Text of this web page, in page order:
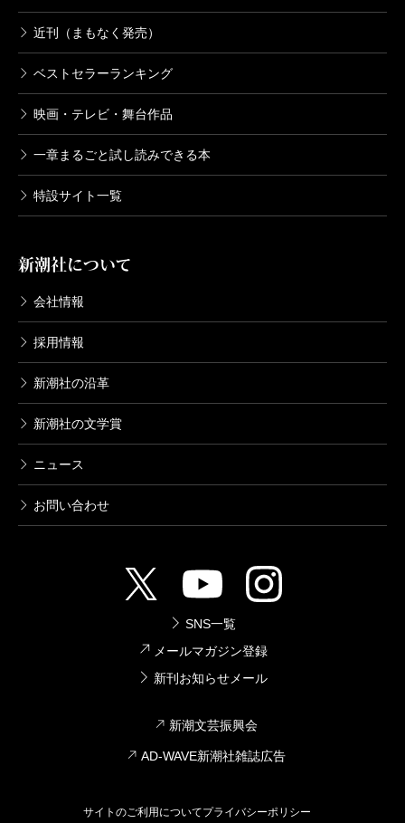
近刊（まもなく発売）
ベストセラーランキング
映画・テレビ・舞台作品
一章まるごと試し読みできる本
特設サイト一覧
新潮社について
会社情報
採用情報
新潮社の沿革
新潮社の文学賞
ニュース
お問い合わせ
SNS一覧
メールマガジン登録
新刊お知らせメール
新潮文芸振興会
AD-WAVE新潮社雑誌広告
サイトのご利用についてプライバシーポリシー